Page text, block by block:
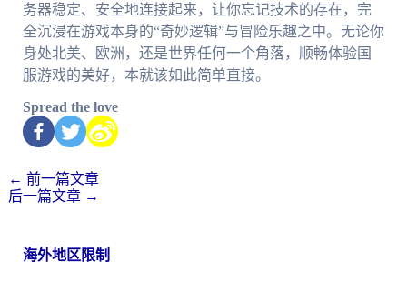
务器稳定、安全地连接起来，让你忘记技术的存在，完
全沉浸在游戏本身的“奇妙逻辑”与冒险乐趣之中。无论你
身处北美、欧洲，还是世界任何一个角落，顺畅体验国
服游戏的美好，本就该如此简单直接。
Spread the love
← 前一篇文章
后一篇文章 →
海外地区限制